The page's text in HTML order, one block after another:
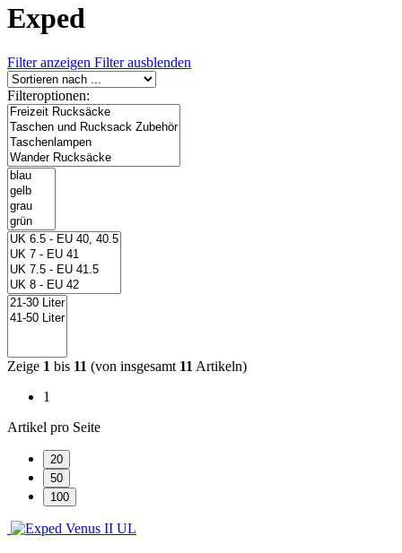
Exped
Filter anzeigen Filter ausblenden
Filteroptionen:
Zeige 1 bis 11 (von insgesamt 11 Artikeln)
1
Artikel pro Seite
20
50
100